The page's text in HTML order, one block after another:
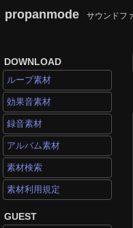
propanmode サウンドフ
DOWNLOAD
ループ素材
効果音素材
録音素材
アルバム素材
素材検索
素材利用規定
GUEST